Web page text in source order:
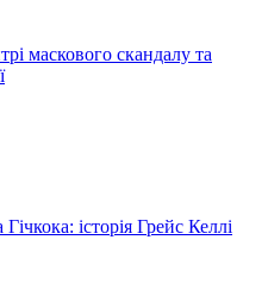
маскового скандалу та
історія Грейс Келлі